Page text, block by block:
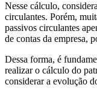
Nesse cálculo,
circulantes. Porém,
passivos circulantes
de contas da empresa,
Dessa forma, é
realizar o cálculo do
considerar a evolução